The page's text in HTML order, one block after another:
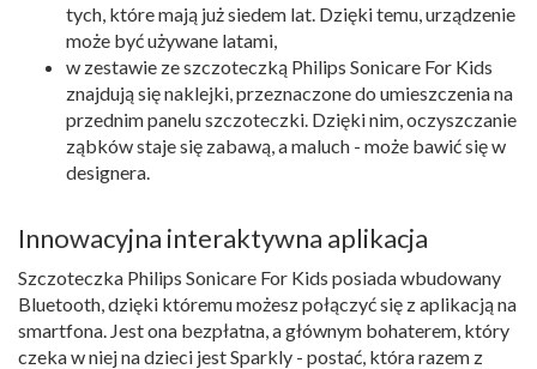
tych, które mają już siedem lat. Dzięki temu, urządzenie
może być używane latami,
w zestawie ze szczoteczką Philips Sonicare For Kids
znajdują się naklejki, przeznaczone do umieszczenia na
przednim panelu szczoteczki. Dzięki nim, oczyszczanie
ząbków staje się zabawą, a maluch - może bawić się w
designera.
Innowacyjna interaktywna aplikacja
Szczoteczka Philips Sonicare For Kids posiada wbudowany
Bluetooth, dzięki któremu możesz połączyć się z aplikacją na
smartfona. Jest ona bezpłatna, a głównym bohaterem, który
czeka w niej na dzieci jest Sparkly - postać, która razem z